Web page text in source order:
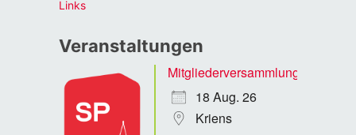
Links
Veranstaltungen
Mitgliederversammlung
18 Aug. 26
Kriens